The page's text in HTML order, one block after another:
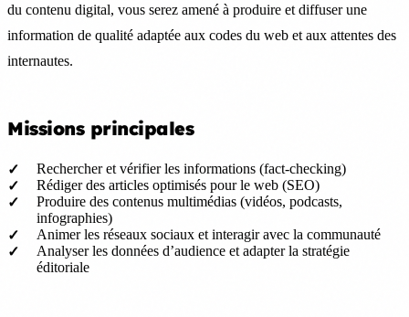
du contenu digital, vous serez amené à produire et diffuser une
information de qualité adaptée aux codes du web et aux attentes des
internautes.
Missions principales
Rechercher et vérifier les informations (fact-checking)
Rédiger des articles optimisés pour le web (SEO)
Produire des contenus multimédias (vidéos, podcasts,
infographies)
Animer les réseaux sociaux et interagir avec la communauté
Analyser les données d’audience et adapter la stratégie
éditoriale